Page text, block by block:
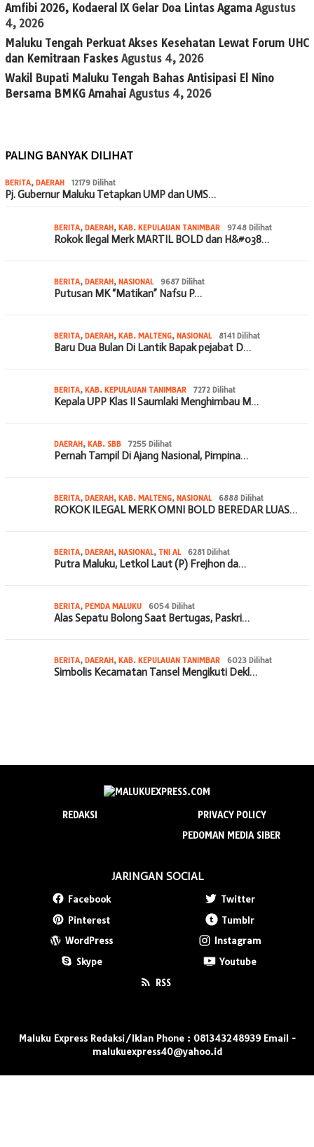
Amfibi 2026, Kodaeral IX Gelar Doa Lintas Agama Agustus
4, 2026
Maluku Tengah Perkuat Akses Kesehatan Lewat Forum UHC
dan Kemitraan Faskes Agustus 4, 2026
Wakil Bupati Maluku Tengah Bahas Antisipasi El Nino
Bersama BMKG Amahai Agustus 4, 2026
PALING BANYAK DILIHAT
BERITA, DAERAH 12179 Dilihat
Pj. Gubernur Maluku Tetapkan UMP dan UMS…
BERITA, DAERAH, KAB. KEPULAUAN TANIMBAR 9748 Dilihat
Rokok Ilegal Merk MARTIL BOLD dan H&#038…
BERITA, DAERAH, NASIONAL 9687 Dilihat
Putusan MK “Matikan” Nafsu P…
BERITA, DAERAH, KAB. MALTENG, NASIONAL 8141 Dilihat
Baru Dua Bulan Di Lantik Bapak pejabat D…
BERITA, KAB. KEPULAUAN TANIMBAR 7272 Dilihat
Kepala UPP Klas II Saumlaki Menghimbau M…
DAERAH, KAB. SBB 7255 Dilihat
Pernah Tampil Di Ajang Nasional, Pimpina…
BERITA, DAERAH, KAB. MALTENG, NASIONAL 6888 Dilihat
ROKOK ILEGAL MERK OMNI BOLD BEREDAR LUAS…
BERITA, DAERAH, NASIONAL, TNI AL 6281 Dilihat
Putra Maluku, Letkol Laut (P) Frejhon da…
BERITA, PEMDA MALUKU 6054 Dilihat
Alas Sepatu Bolong Saat Bertugas, Paskri…
BERITA, DAERAH, KAB. KEPULAUAN TANIMBAR 6023 Dilihat
Simbolis Kecamatan Tansel Mengikuti Dekl…
REDAKSI
PRIVACY POLICY
PEDOMAN MEDIA SIBER
JARINGAN SOCIAL
Facebook
Twitter
Pinterest
Tumblr
WordPress
Instagram
Skype
Youtube
RSS
Maluku Express Redaksi/Iklan Phone : 081343248939 Email -
malukuexpress40@yahoo.id